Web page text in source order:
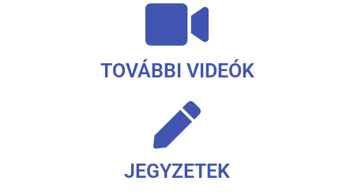
TOVÁBBI VIDEÓK
JEGYZETEK